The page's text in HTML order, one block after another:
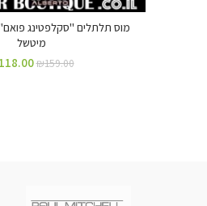
מיטשל
₪159.00
118.00